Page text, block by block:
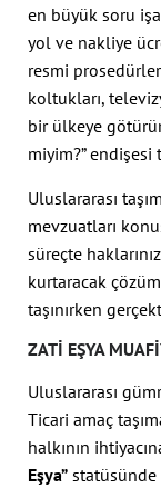
en büyük soru
yol ve nakliye
resmi
koltukları,
bir ülkeye
miyim?” endişesi
Uluslararası
mevzuatları
süreçte
kurtaracak
taşınırken
ZATI EŞYA
Uluslararası
Ticari amaç
halkının
Eşya”